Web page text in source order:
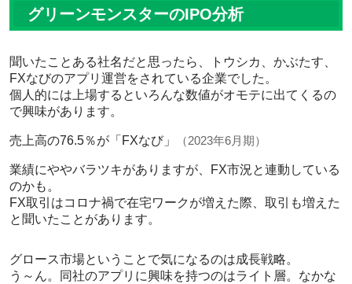
グリーンモンスターのIPO分析
聞いたことある社名だと思ったら、トウシカ、かぶたす、
FXなびのアプリ運営をされている企業でした。
個人的には上場するといろんな数値がオモテに出てくるの
で興味があります。
売上高の76.5％が「FXなび」 （2023年6月期）
業績にややバラツキがありますが、FX市況と連動している
のかも。
FX取引はコロナ禍で在宅ワークが増えた際、取引も増えた
と聞いたことがあります。
グロース市場ということで気になるのは成長戦略。
う～ん。同社のアプリに興味を持つのはライト層。なかな